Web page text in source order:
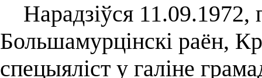
Нарадзіўся 11.09.1972,
Большамурцінскі раён,
спецыяліст у галіне